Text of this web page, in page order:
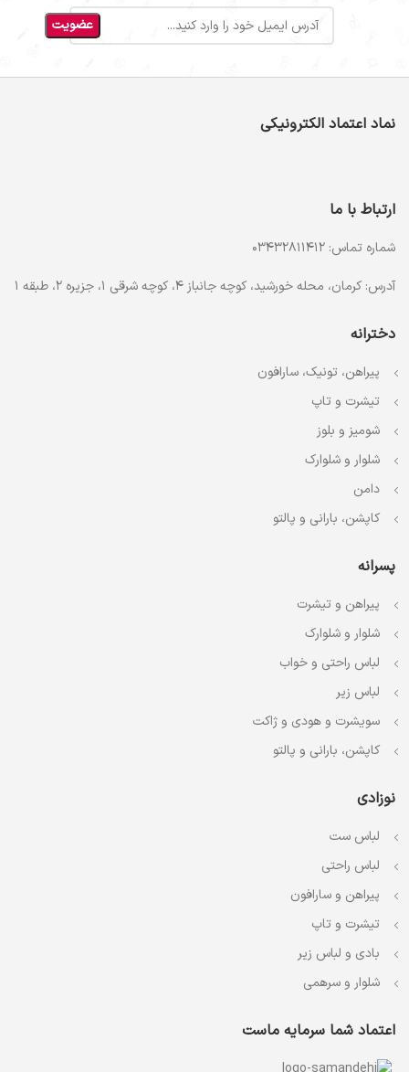
نماد اعتماد الکترونیکی
ارتباط با ما
شماره تماس: 03432811412
آدرس: کرمان، محله خورشید، کوچه جانباز 4، کوچه شرقی 1، جزیره 2، طبقه 1
دخترانه
پیراهن، تونیک، سارافون
تیشرت و تاپ
شومیز و بلوز
شلوار و شلوارک
دامن
کاپشن، بارانی و پالتو
پسرانه
پیراهن و تیشرت
شلوار و شلوارک
لباس راحتی و خواب
لباس زیر
سویشرت و هودی و ژاکت
کاپشن، بارانی و پالتو
نوزادی
لباس ست
لباس راحتی
پیراهن و سارافون
تیشرت و تاپ
بادی و لباس زیر
شلوار و سرهمی
اعتماد شما سرمایه ماست